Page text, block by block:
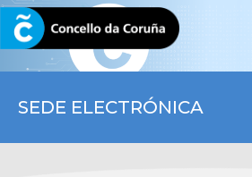
SEDE ELECTRÓNICA
CORUNA.GAL